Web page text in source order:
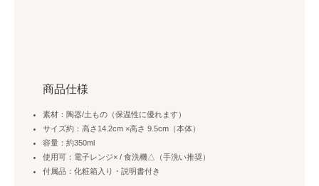
商品仕様
素材：陶器/土もの（保温性に優れます）
サイズ約：高さ14.2cm ×高さ 9.5cm（本体）
容量：約350ml
使用可：電子レンジ× / 食洗機△（手洗い推奨）
付属品：化粧箱入り・説明書付き